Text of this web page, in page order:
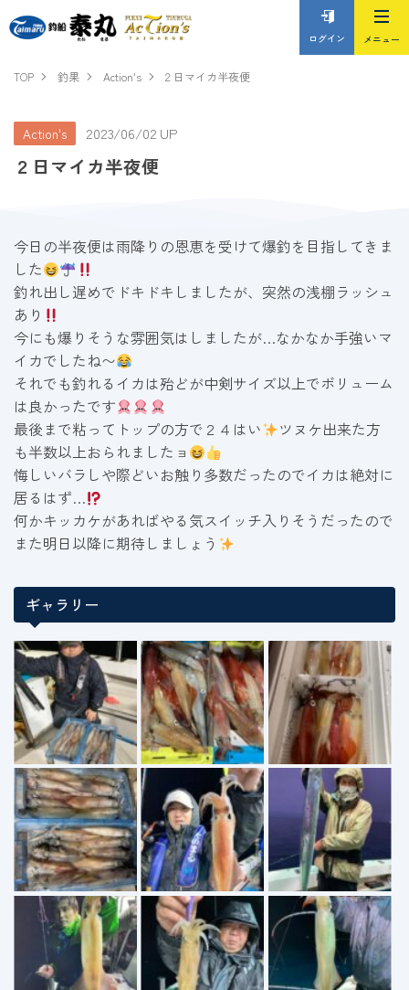
ログイン
TOP 釣果 Action's ２日マイカ半夜便
Action's 2023/06/02 UP
２日マイカ半夜便
今日の半夜便は雨降りの恩恵を受けて爆釣を目指してきま
した
釣れ出し遅めでドキドキしましたが、突然の浅棚ラッシュ
あり
今にも爆りそうな雰囲気はしましたが…なかなか手強いマ
イカでしたね〜
それでも釣れるイカは殆どが中剣サイズ以上でボリューム
は良かったです
最後まで粘ってトップの方で２４はい
ツヌケ出来た方
も半数以上おられましたョ
悔しいバラしや際どいお触り多数だったのでイカは絶対に
居るはず…
何かキッカケがあればやる気スイッチ入りそうだったので
また明日以降に期待しましょう
ギャラリー